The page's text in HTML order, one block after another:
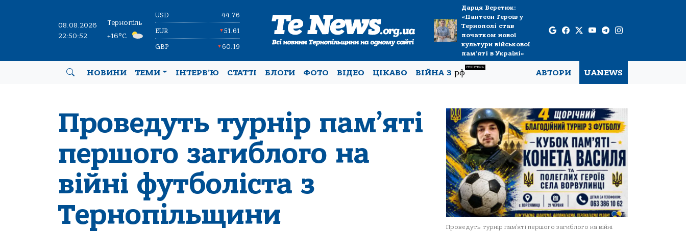
08.08.2026
22:50:52
Тернопіль
+16°C
USD 44.76
EUR ▼51.61
GBP ▼60.19
Дарця Веретюк:
«Пантеон Героїв у
Тернополі став
початком нової
культури військової
пам’яті в Україні»
НОВИНИ ТЕМИ ІНТЕРВ’Ю СТАТТІ БЛОГИ ФОТО ВІДЕО ЦІКАВО ВІЙНА Зрф
СПЕЦТЕМА
АВТОРИ UANEWS
Проведуть турнір пам’яті
першого загиблого на
війні футболіста з
Тернопільщини
Проведуть турнір пам’яті першого загиблого на війні